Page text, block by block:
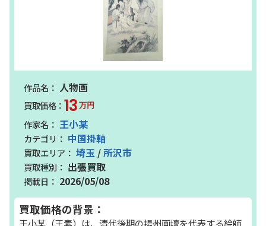
人物画
13万円
王小某
中国掛軸
埼玉 / 所沢市
出張買取
2026/05/08
買取価格の背景：
王小某（王素）は、清代後期の揚州画壇を代表する絵師